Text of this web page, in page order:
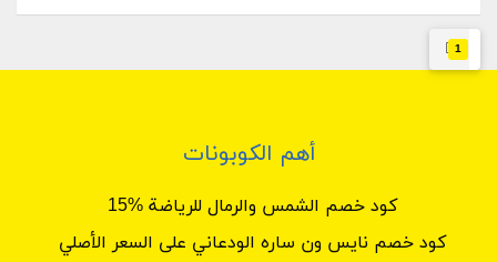
1
أهم الكوبونات
كود خصم الشمس والرمال للرياضة %15
كود خصم نايس ون ساره الودعاني على السعر الأصلي